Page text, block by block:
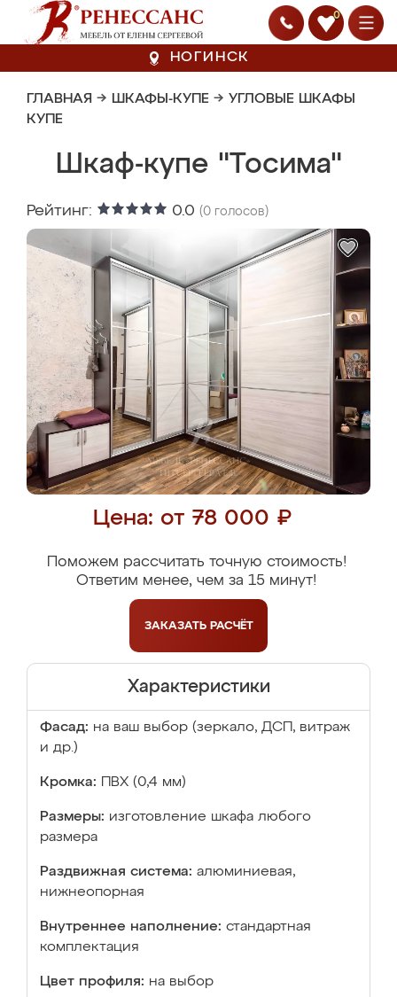
0
НОГИНСК
ГЛАВНАЯ → ШКАФЫ-КУПЕ → УГЛОВЫЕ ШКАФЫ
КУПЕ
Шкаф-купе "Тосима"
Рейтинг: 0.0 (0 голосов)
Цена: от 78 000 ₽
Поможем рассчитать точную стоимость!
Ответим менее, чем за 15 минут!
ЗАКАЗАТЬ РАСЧЁТ
Характеристики
Фасад: на ваш выбор (зеркало, ДСП, витраж
и др.)
Кромка: ПВХ (0,4 мм)
Размеры: изготовление шкафа любого
размера
Раздвижная система: алюминиевая,
нижнеопорная
Внутреннее наполнение: стандартная
комплектация
Цвет профиля: на выбор